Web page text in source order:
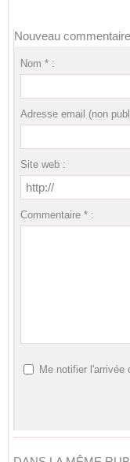
Nouveau
Nom * :
Adresse email (non
Site web :
Commentaire * :
Me notifier l'arrivée